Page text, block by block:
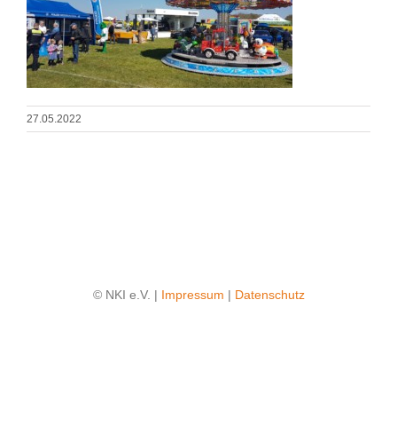
27.05.2022
© NKI e.V. | Impressum | Datenschutz